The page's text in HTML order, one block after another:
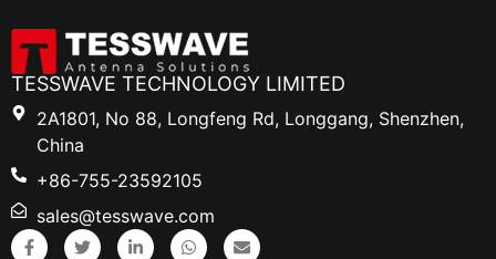
TESSWAVE TECHNOLOGY LIMITED
2A1801, No 88, Longfeng Rd, Longgang, Shenzhen,
China
+86-755-23592105
sales@tesswave.com